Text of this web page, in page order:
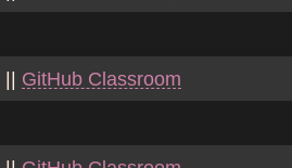
|| GitHub Classroom